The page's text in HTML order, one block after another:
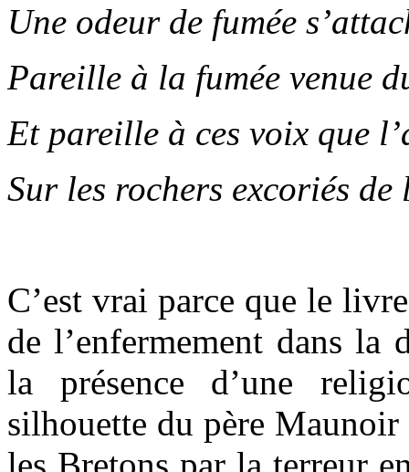
Une odeur de fumée
Pareille à la fumée venue
Et pareille à ces voix que
Sur les rochers excoriés de
C’est vrai parce que le
de l’enfermement dans la
la présence d’une
silhouette du père
les Bretons par la terreur